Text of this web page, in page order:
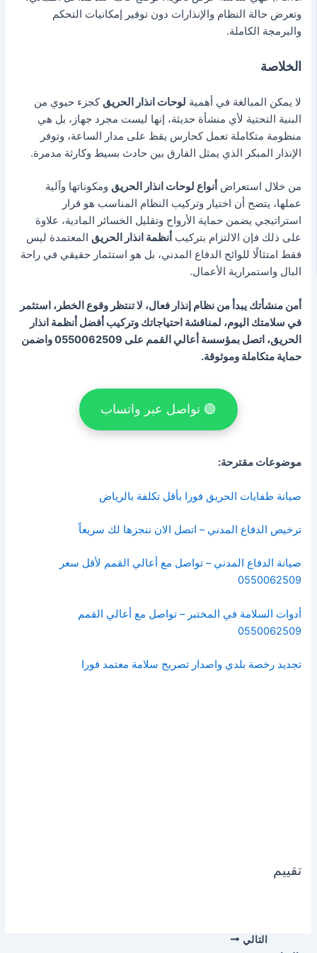
وتعرض حالة النظام والإنذارات دون توفير إمكانيات التحكم
والبرمجة الكاملة.
الخلاصة
لا يمكن المبالغة في أهمية لوحات انذار الحريقكجزء حيوي من
البنية التحتية لأي منشأة حديثة، إنها ليست مجرد جهاز، بل هي
منظومة متكاملة تعمل كحارس يقظ على مدار الساعة، وتوفر
الإنذار المبكر الذي يمثل الفارق بين حادث بسيط وكارثة مدمرة.
من خلال استعراض أنواع لوحات انذار الحريق ومكوناتها وآلية
عملها، يتضح أن اختيار وتركيب النظام المناسب هو قرار
استراتيجي يضمن حماية الأرواح وتقليل الخسائر المادية، علاوة
على ذلك فإن الالتزام بتركيب أنظمة انذار الحريق المعتمدة ليس
فقط امتثالًا للوائح الدفاع المدني، بل هو استثمار حقيقي في راحة
البال واستمرارية الأعمال.
أمن منشأتك يبدأ من نظام إنذار فعال، لا تنتظر وقوع الخطر، استثمر
في سلامتك اليوم، لمناقشة احتياجاتك وتركيب أفضل أنظمة انذار
الحريق، اتصل بمؤسسة أعالي القمم على 0550062509واضمن
حماية متكاملة وموثوقة.
🟢 تواصل عبر واتساب
موضوعات مقترحة:
صيانة طفايات الحريق فورا بأقل تكلفة بالرياض
ترخيص الدفاع المدني – اتصل الان ننجزها لك سريعاً
صيانة الدفاع المدني – تواصل مع أعالي القمم لأقل سعر
0550062509
أدوات السلامة في المختبر – تواصل مع أعالي القمم
0550062509
تجديد رخصة بلدي واصدار تصريح سلامة معتمد فورا
تقييم
التالي